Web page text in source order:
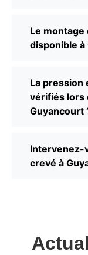
Le
disponible à
La pression
vérifiés lors
Guyancourt
Intervenez-
crevé à